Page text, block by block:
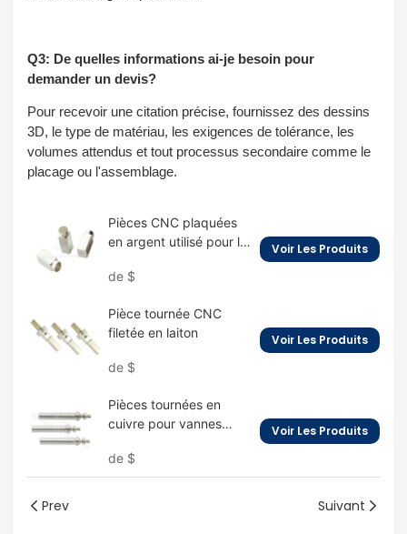
Q3: De quelles informations ai-je besoin pour
demander un devis?
Pour recevoir une citation précise, fournissez des dessins
3D, le type de matériau, les exigences de tolérance, les
volumes attendus et tout processus secondaire comme le
placage ou l'assemblage.
Pièces CNC plaquées
en argent utilisé pour le
de $
Voir Les Produits
Pièce tournée CNC
filetée en laiton
de $
Voir Les Produits
Pièces tournées en
cuivre pour vannes
de $
Voir Les Produits
Prev Suivant